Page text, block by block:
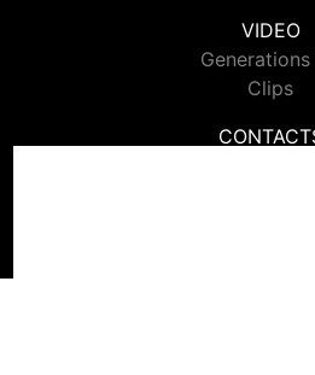
VIDEO
Generations
Clips